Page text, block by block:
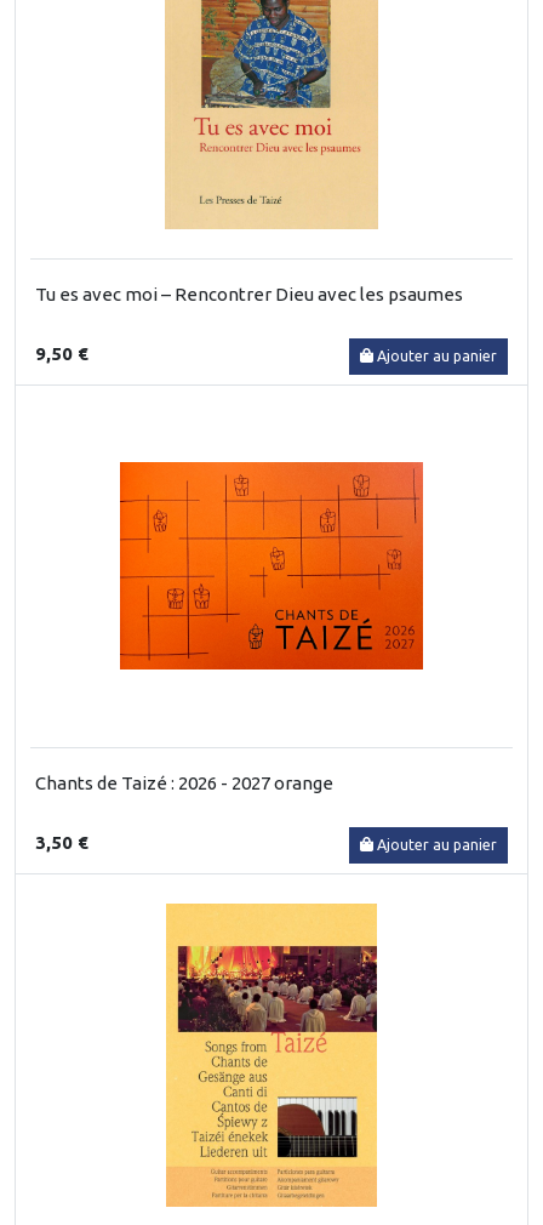
Tu es avec moi – Rencontrer Dieu avec les psaumes
9,50 € Ajouter au panier
Chants de Taizé : 2026 - 2027 orange
3,50 € Ajouter au panier